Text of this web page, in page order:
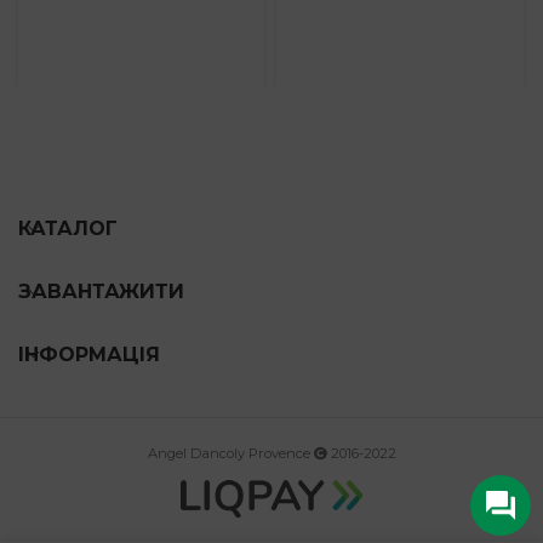
КАТАЛОГ
ЗАВАНТАЖИТИ
ІНФОРМАЦІЯ
Angel Dancoly Provence 2016-2022